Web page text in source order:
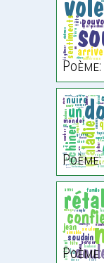
Poème:
Poème:
Poème: